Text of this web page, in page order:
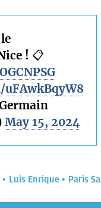
! 📋
May 15, 2024
Luis Enrique Paris